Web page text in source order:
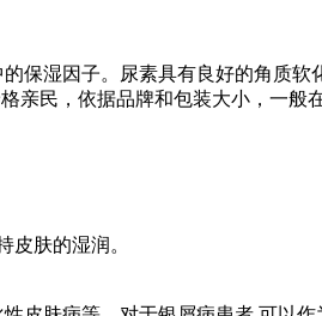
保湿因子。尿素具有良好的角质
民，依据品牌和包装大小，一般
皮肤的湿润。